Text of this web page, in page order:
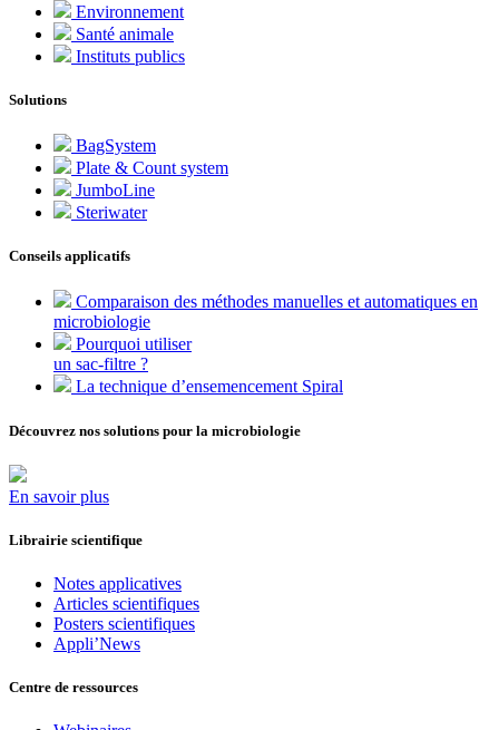
Environnement
Santé animale
Instituts publics
Solutions
BagSystem
Plate & Count system
JumboLine
Steriwater
Conseils applicatifs
Comparaison des méthodes manuelles et automatiques en
microbiologie
Pourquoi utiliser
un sac-filtre ?
La technique d’ensemencement Spiral
Découvrez nos solutions pour la microbiologie
En savoir plus
Librairie scientifique
Notes applicatives
Articles scientifiques
Posters scientifiques
Appli’News
Centre de ressources